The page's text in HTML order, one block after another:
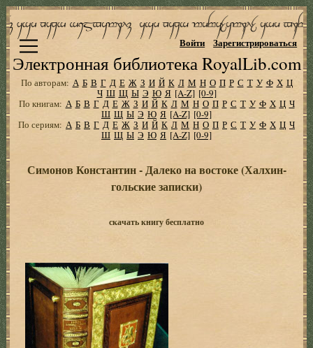
Электронная библиотека RoyalLib.com
Войти Зарегистрироваться
По авторам: А Б В Г Д Е Ж З И Й К Л М Н О П Р С Т У Ф Х Ц
Ч Ш Щ Ы Э Ю Я [A-Z] [0-9]
По книгам: А Б В Г Д Е Ж З И Й К Л М Н О П Р С Т У Ф Х Ц Ч
Ш Щ Ы Э Ю Я [A-Z] [0-9]
По сериям: А Б В Г Д Е Ж З И Й К Л М Н О П Р С Т У Ф Х Ц Ч
Ш Щ Ы Э Ю Я [A-Z] [0-9]
Симонов Константин - Далеко на востоке (Халхин-
гольские записки)
скачать книгу бесплатно